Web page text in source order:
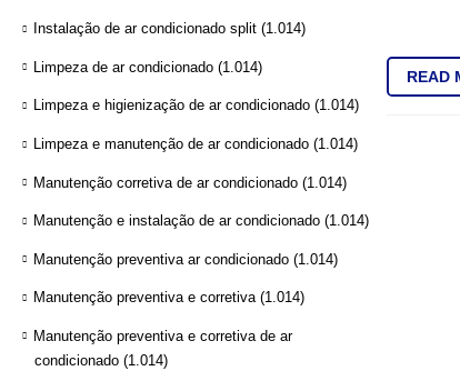
READ
Instalação de ar condicionado split (1.014)
Limpeza de ar condicionado (1.014)
Limpeza e higienização de ar condicionado (1.014)
Limpeza e manutenção de ar condicionado (1.014)
Manutenção corretiva de ar condicionado (1.014)
Manutenção e instalação de ar condicionado (1.014)
Manutenção preventiva ar condicionado (1.014)
Manutenção preventiva e corretiva(1.014)
Manutenção preventiva e corretiva de ar
condicionado (1.014)